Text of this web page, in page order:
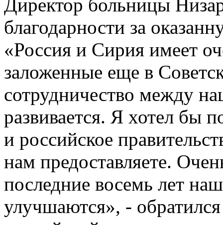
Директор больницы
благодарности за
«Россия и Сирия имеет
заложенные еще в
сотрудничество между
развивается. Я хотел бы
и российское
нам предоставляете.
последние восемь лет
улучшаются», -